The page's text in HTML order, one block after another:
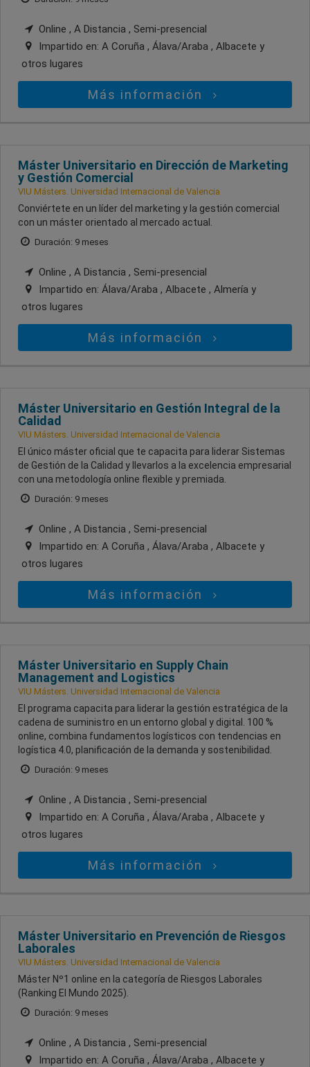
Online , A Distancia , Semi-presencial
Impartido en: A Coruña , Álava/Araba , Albacete y
otros lugares
Más información
Máster Universitario en Dirección de Marketing
y Gestión Comercial
VIU Másters. Universidad Internacional de Valencia
Conviértete en un líder del marketing y la gestión comercial
con un máster orientado al mercado actual.
Duración: 9 meses
Online , A Distancia , Semi-presencial
Impartido en: Álava/Araba , Albacete , Almería y
otros lugares
Más información
Máster Universitario en Gestión Integral de la
Calidad
VIU Másters. Universidad Internacional de Valencia
El único máster oficial que te capacita para liderar Sistemas
de Gestión de la Calidad y llevarlos a la excelencia empresarial
con una metodología online flexible y premiada.
Duración: 9 meses
Online , A Distancia , Semi-presencial
Impartido en: A Coruña , Álava/Araba , Albacete y
otros lugares
Más información
Máster Universitario en Supply Chain
Management and Logistics
VIU Másters. Universidad Internacional de Valencia
El programa capacita para liderar la gestión estratégica de la
cadena de suministro en un entorno global y digital. 100 %
online, combina fundamentos logísticos con tendencias en
logística 4.0, planificación de la demanda y sostenibilidad.
Duración: 9 meses
Online , A Distancia , Semi-presencial
Impartido en: A Coruña , Álava/Araba , Albacete y
otros lugares
Más información
Máster Universitario en Prevención de Riesgos
Laborales
VIU Másters. Universidad Internacional de Valencia
Máster Nº1 online en la categoría de Riesgos Laborales
(Ranking El Mundo 2025).
Duración: 9 meses
Online , A Distancia , Semi-presencial
Impartido en: A Coruña , Álava/Araba , Albacete y